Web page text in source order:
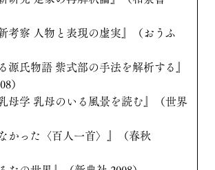
考察 人物と表現の虚実』（おうふ
源氏物語 紫式部の手法を解析する』
）
母学 乳母のいる風景を読む』（世界
かった〈百人一首〉』（春秋